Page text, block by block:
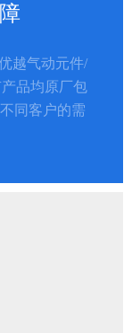
越气动元件/
品均原厂包
同客户的需